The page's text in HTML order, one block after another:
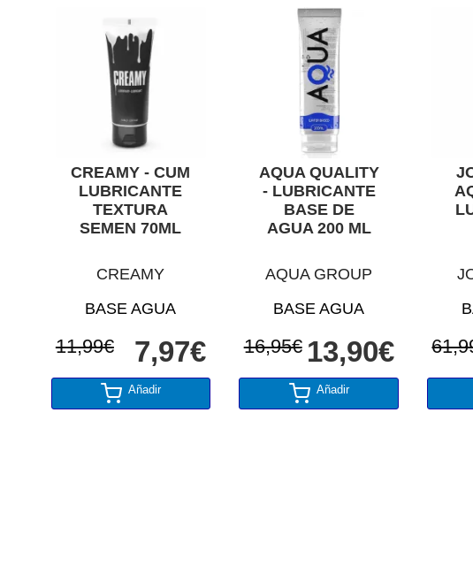
CREAMY - CUM
LUBRICANTE
TEXTURA
SEMEN 70ML
CREAMY
BASE AGUA
11,99€ 7,97€
Añadir
AQUA QUALITY
- LUBRICANTE
BASE DE
AGUA 200 ML
AQUA GROUP
BASE AGUA
16,95€ 13,90€
Añadir